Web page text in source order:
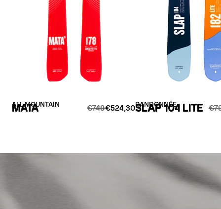
ALL MOUNTAIN
MATA €749€524,30RANDONNÉE
SLAP 104 LITE